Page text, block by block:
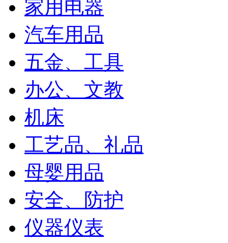
家用电器
汽车用品
五金、工具
办公、文教
机床
工艺品、礼品
母婴用品
安全、防护
仪器仪表